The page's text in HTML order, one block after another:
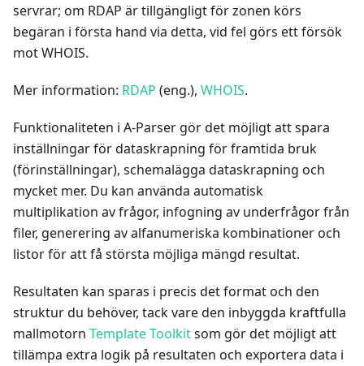
servrar; om RDAP är tillgängligt för zonen körs
begäran i första hand via detta, vid fel görs ett försök
mot WHOIS.
Mer information: RDAP (eng.), WHOIS.
Funktionaliteten i A-Parser gör det möjligt att spara
inställningar för dataskrapning för framtida bruk
(förinställningar), schemalägga dataskrapning och
mycket mer. Du kan använda automatisk
multiplikation av frågor, infogning av underfrågor från
filer, generering av alfanumeriska kombinationer och
listor för att få största möjliga mängd resultat.
Resultaten kan sparas i precis det format och den
struktur du behöver, tack vare den inbyggda kraftfulla
mallmotorn Template Toolkitsom gör det möjligt att
tillämpa extra logik på resultaten och exportera data i